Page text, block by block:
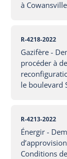
à Cowansville
R-4218-2022
Gazifère -
procéder à
le boulevard
R-4213-2022
Énergir -
Conditions